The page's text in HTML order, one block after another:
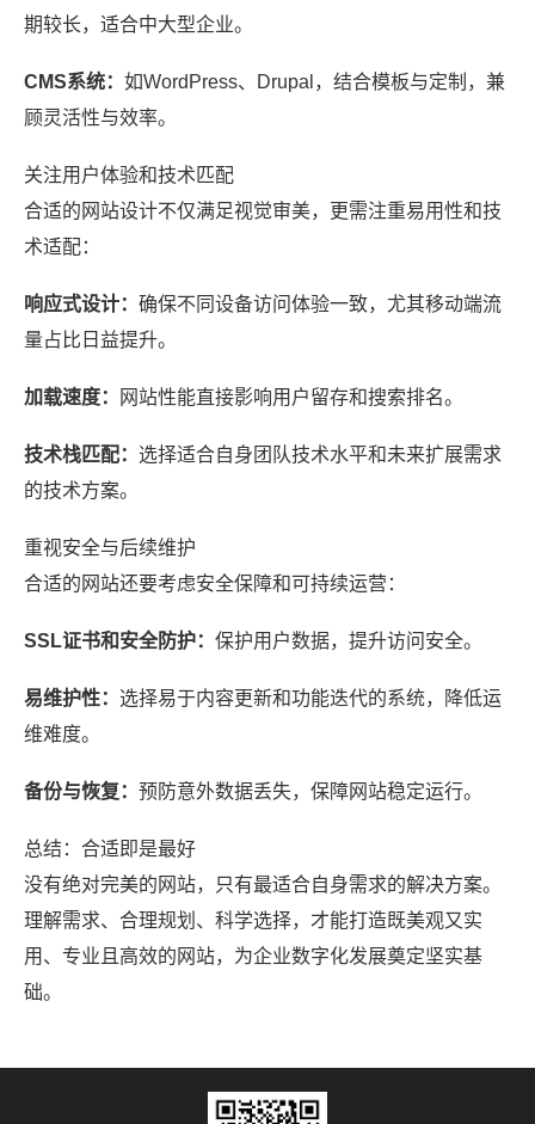
期较长，适合中大型企业。
CMS系统： 如WordPress、Drupal，结合模板与定制，兼
顾灵活性与效率。
关注用户体验和技术匹配
合适的网站设计不仅满足视觉审美，更需注重易用性和技
术适配：
响应式设计： 确保不同设备访问体验一致，尤其移动端流
量占比日益提升。
加载速度： 网站性能直接影响用户留存和搜索排名。
技术栈匹配： 选择适合自身团队技术水平和未来扩展需求
的技术方案。
重视安全与后续维护
合适的网站还要考虑安全保障和可持续运营：
SSL证书和安全防护： 保护用户数据，提升访问安全。
易维护性： 选择易于内容更新和功能迭代的系统，降低运
维难度。
备份与恢复： 预防意外数据丢失，保障网站稳定运行。
总结：合适即是最好
没有绝对完美的网站，只有最适合自身需求的解决方案。
理解需求、合理规划、科学选择，才能打造既美观又实
用、专业且高效的网站，为企业数字化发展奠定坚实基
础。